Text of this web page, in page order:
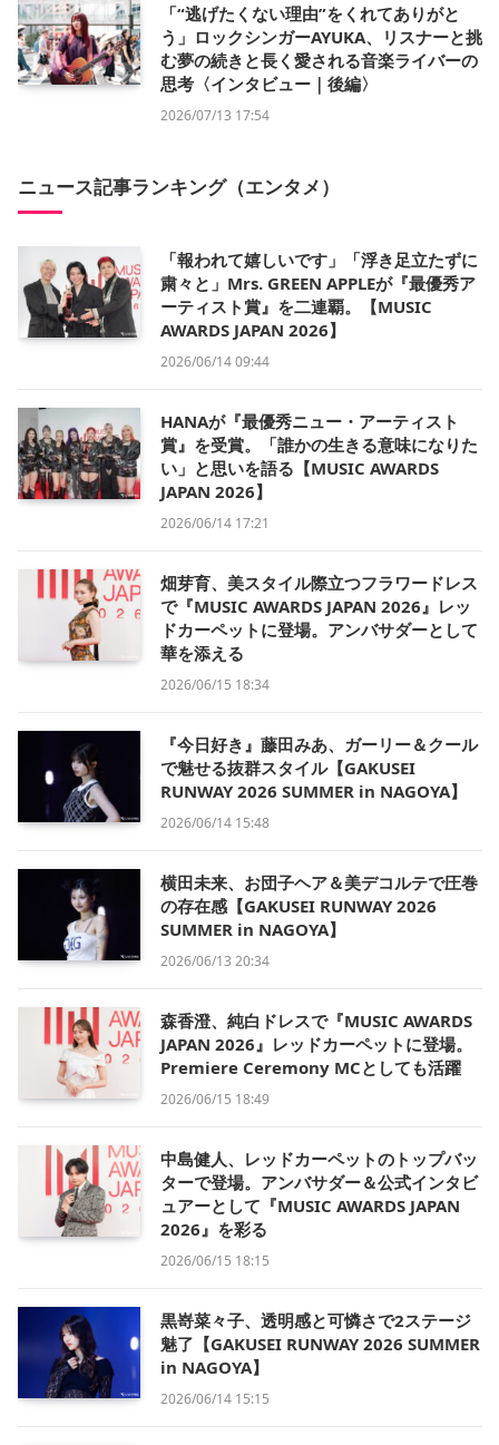
「“逃げたくない理由”をくれてありがと
う」ロックシンガーAYUKA、リスナーと挑
む夢の続きと長く愛される音楽ライバーの
思考〈インタビュー｜後編〉
2026/07/13 17:54
ニュース記事ランキング（エンタメ）
「報われて嬉しいです」「浮き足立たずに
粛々と」Mrs. GREEN APPLEが『最優秀ア
ーティスト賞』を二連覇。【MUSIC
AWARDS JAPAN 2026】
2026/06/14 09:44
HANAが『最優秀ニュー・アーティスト
賞』を受賞。「誰かの生きる意味になりた
い」と思いを語る【MUSIC AWARDS
JAPAN 2026】
2026/06/14 17:21
畑芽育、美スタイル際立つフラワードレス
で『MUSIC AWARDS JAPAN 2026』レッ
ドカーペットに登場。アンバサダーとして
華を添える
2026/06/15 18:34
『今日好き』藤田みあ、ガーリー＆クール
で魅せる抜群スタイル【GAKUSEI
RUNWAY 2026 SUMMER in NAGOYA】
2026/06/14 15:48
横田未来、お団子ヘア＆美デコルテで圧巻
の存在感【GAKUSEI RUNWAY 2026
SUMMER in NAGOYA】
2026/06/13 20:34
森香澄、純白ドレスで『MUSIC AWARDS
JAPAN 2026』レッドカーペットに登場。
Premiere Ceremony MCとしても活躍
2026/06/15 18:49
中島健人、レッドカーペットのトップバッ
ターで登場。アンバサダー＆公式インタビ
ュアーとして『MUSIC AWARDS JAPAN
2026』を彩る
2026/06/15 18:15
黒嵜菜々子、透明感と可憐さで2ステージ
魅了【GAKUSEI RUNWAY 2026 SUMMER
in NAGOYA】
2026/06/14 15:15